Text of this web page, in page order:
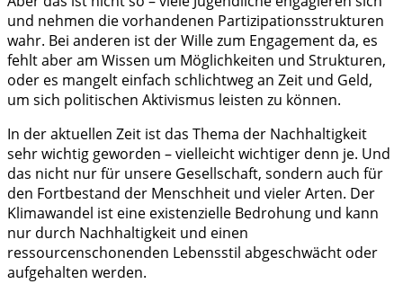
und nehmen die vorhandenen Partizipationsstrukturen
wahr. Bei anderen ist der Wille zum Engagement da, es
fehlt aber am Wissen um Möglichkeiten und Strukturen,
oder es mangelt einfach schlichtweg an Zeit und Geld,
um sich politischen Aktivismus leisten zu können.
In der aktuellen Zeit ist das Thema der Nachhaltigkeit
sehr wichtig geworden – vielleicht wichtiger denn je. Und
das nicht nur für unsere Gesellschaft, sondern auch für
den Fortbestand der Menschheit und vieler Arten. Der
Klimawandel ist eine existenzielle Bedrohung und kann
nur durch Nachhaltigkeit und einen
ressourcenschonenden Lebensstil abgeschwächt oder
aufgehalten werden.